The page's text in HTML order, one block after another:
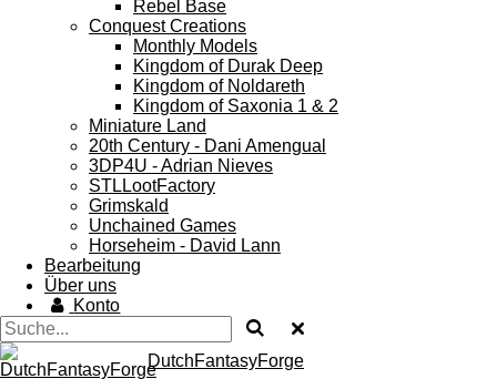
Rebel Base
Conquest Creations
Monthly Models
Kingdom of Durak Deep
Kingdom of Noldareth
Kingdom of Saxonia 1 & 2
Miniature Land
20th Century - Dani Amengual
3DP4U - Adrian Nieves
STLLootFactory
Grimskald
Unchained Games
Horseheim - David Lann
Bearbeitung
Über uns
Konto
DutchFantasyForge